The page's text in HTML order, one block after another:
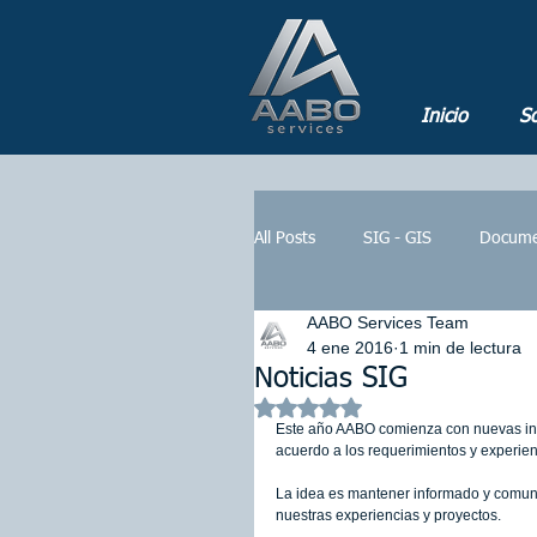
Inicio
All Posts SIG - GIS
Oil & Gas Geoportales
Inteligencia Artificial
Casos de éxito Sistemas
Noticias SIG
AABO Services Team
4 ene 2016 1 min de lectura
Obtuvo NaN de 5 estrellas.
Este año AABO comienza con nuevas
acuerdo a los requerimientos y
La idea es mantener informado y
nuestras experiencias y proyectos.